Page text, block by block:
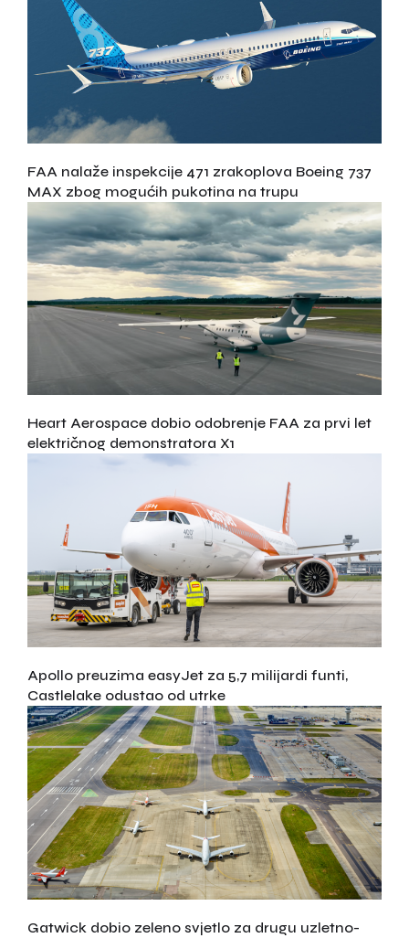
FAA nalaže inspekcije 471 zrakoplova Boeing 737
MAX zbog mogućih pukotina na trupu
Heart Aerospace dobio odobrenje FAA za prvi let
električnog demonstratora X1
Apollo preuzima easyJet za 5,7 milijardi funti,
Castlelake odustao od utrke
Gatwick dobio zeleno svjetlo za drugu uzletno-